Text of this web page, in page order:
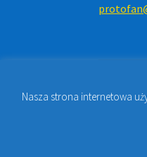
© 2023
Nasza strona internetowa